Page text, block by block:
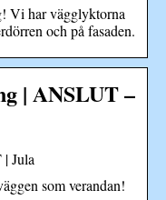
Vi har vägglyktorna
och på fasaden.
| ANSLUT –
Jula
som verandan!